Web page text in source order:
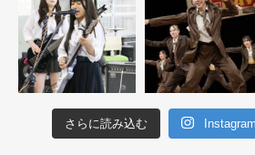
さらに読み込む